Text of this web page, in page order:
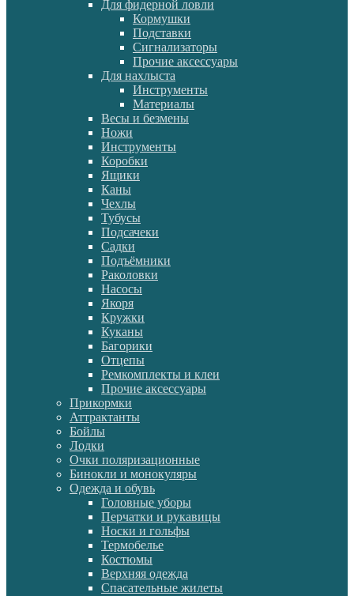
Для фидерной ловли
Кормушки
Подставки
Сигнализаторы
Прочие аксессуары
Для нахлыста
Инструменты
Материалы
Весы и безмены
Ножи
Инструменты
Коробки
Ящики
Каны
Чехлы
Тубусы
Подсачеки
Садки
Подъёмники
Раколовки
Насосы
Якоря
Кружки
Куканы
Багорики
Отцепы
Ремкомплекты и клеи
Прочие аксессуары
Прикормки
Аттрактанты
Бойлы
Лодки
Очки поляризационные
Бинокли и монокуляры
Одежда и обувь
Головные уборы
Перчатки и рукавицы
Носки и гольфы
Термобелье
Костюмы
Верхняя одежда
Спасательные жилеты